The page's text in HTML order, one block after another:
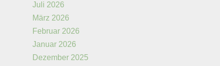
Juli 2026
März 2026
Februar 2026
Januar 2026
Dezember 2025